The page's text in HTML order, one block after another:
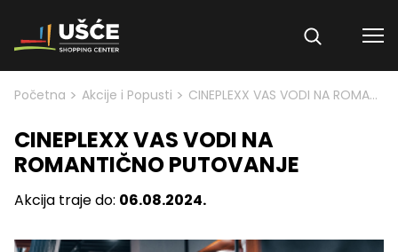
Skip to content
Početna > Akcije i Popusti > CINEPLEXX VAS VODI NA ROMANTIČNO PUTOVANJE
CINEPLEXX VAS VODI NA
ROMANTIČNO PUTOVANJE
Akcija traje do: 06.08.2024.